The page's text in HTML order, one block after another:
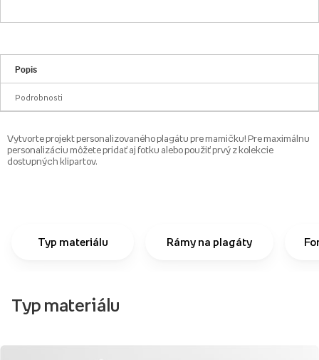
Popis
Podrobnosti
Vytvorte projekt personalizovaného plagátu pre mamičku! Pre maximálnu
personalizáciu môžete pridať aj fotku alebo použiť prvý z kolekcie
dostupných klipartov.
Typ materiálu Rámy na plagáty
Typ materiálu